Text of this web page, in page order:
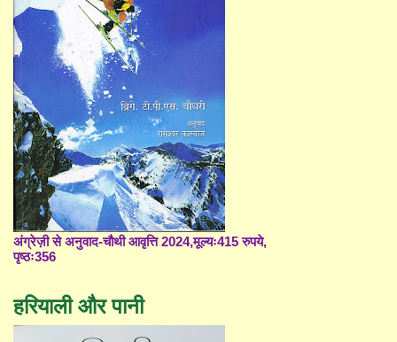
अंग्रेज़ी से अनुवाद-चौथी आवृत्ति 2024,मूल्यः415 रुपये,
पृष्ठः356
हरियाली और पानी